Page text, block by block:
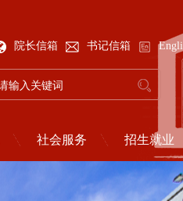
院长信箱 书记信箱
社会服务 招生就业